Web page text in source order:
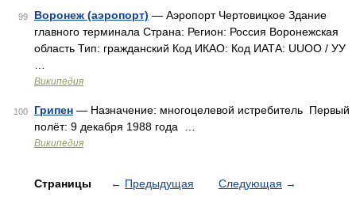
99 Воронеж (аэропорт) — Аэропорт Чертовицкое Здание
главного терминала Страна: Регион: Россия Воронежская
область Тип: гражданский Код ИКАО: Код ИАТА: UUOO / УУ
Википедия
100 Грипен — Назначение: многоцелевой истребитель Первый
полёт: 9 декабря 1988 года …
Википедия
Страницы ← Предыдущая Следующая →